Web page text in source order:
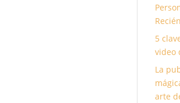
5
video
La
arte